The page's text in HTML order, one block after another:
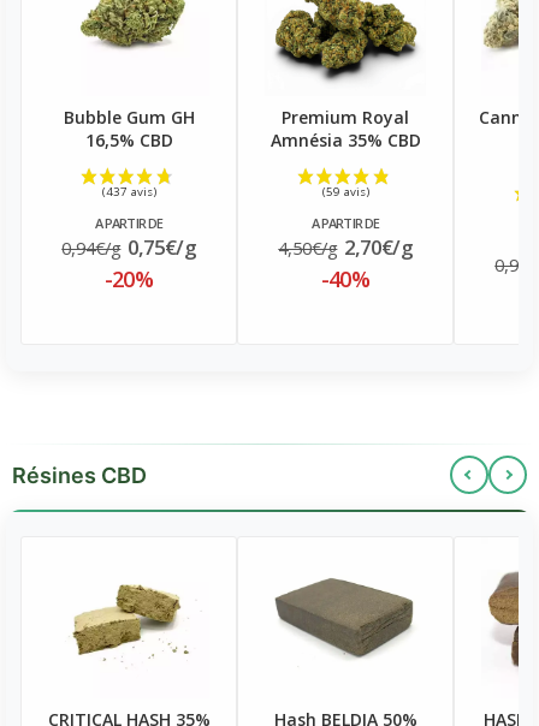
Bubble Gum GH
16,5% CBD
A PARTIR DE
0,94€/g 0,75€/g
-20%
Premium Royal
Amnésia 35% CBD
A PARTIR DE
4,50€/g 2,70€/g
-40%
Résines CBD
CRITICAL HASH 35% Hash BELDIA 50% HASH